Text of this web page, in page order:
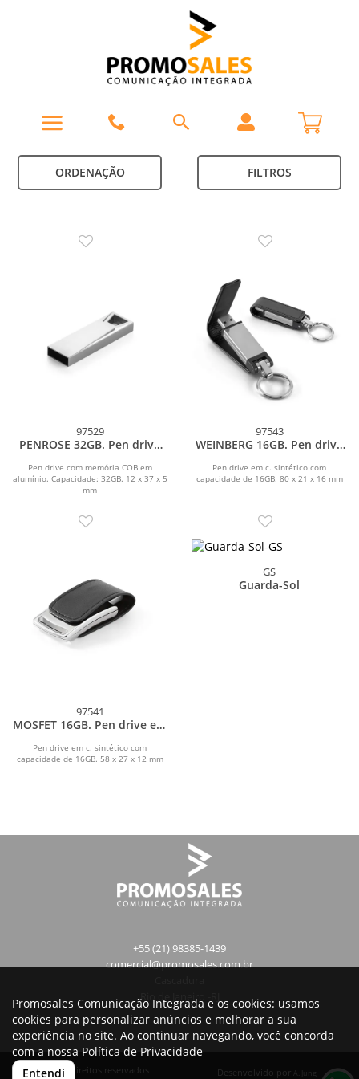
ORDENAÇÃO FILTROS
97529
PENROSE 32GB. Pen drive
alumínio 32 GB
Pen drive com memória COB em
alumínio. Capacidade: 32GB. 12 x 37 x 5
mm
97543
WEINBERG 16GB. Pen drive
Pen drive em c. sintético com
capacidade de 16GB. 80 x 21 x 16 mm
97541
MOSFET 16GB. Pen drive em
Pen drive em c. sintético com
capacidade de 16GB. 58 x 27 x 12 mm
GS
Guarda-Sol
+55 (21) 98385-1439
comercial@promosales.com.br
Rio de Janeiro -RJ
Todos os direitos reservados
Desenvolvido por A. Jung
Promosales Comunicação Integrada e os cookies: usamos
cookies para personalizar anúncios e melhorar a sua
experiência no site. Ao continuar navegando, você concorda
com a nossa Política de Privacidade
Entendi